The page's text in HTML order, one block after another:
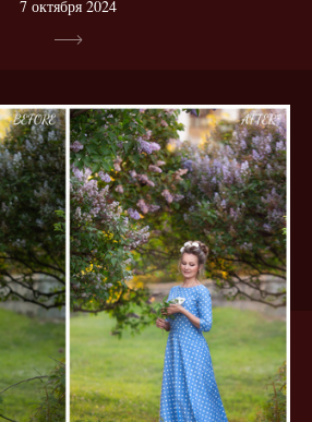
7 октября 2024